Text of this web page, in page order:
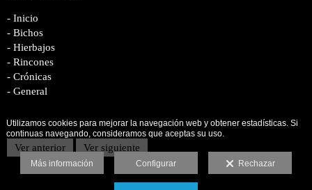
- Inicio
- Bichos
- Hierbajos
- Rincones
- Crónicas
- General
Ver anterior Ver siguiente
Utilizamos cookies para mejorar la navegación web y obtener estadísticas. Si
continuas navegando, consideramos que aceptas su uso.
Más información Configurar Rechazar